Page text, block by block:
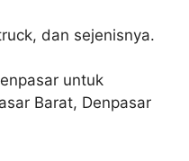
dan sejenisnya.
untuk
Barat, Denpasar